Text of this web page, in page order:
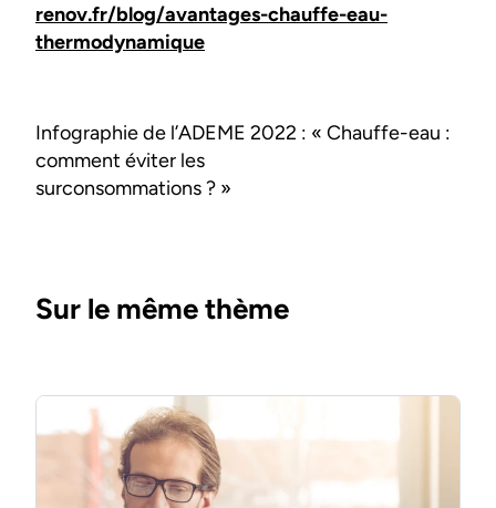
renov.fr/blog/avantages-chauffe-eau-
thermodynamique
Infographie de l’ADEME 2022 : « Chauffe-eau :
comment éviter les
surconsommations ? »
Sur le même thème